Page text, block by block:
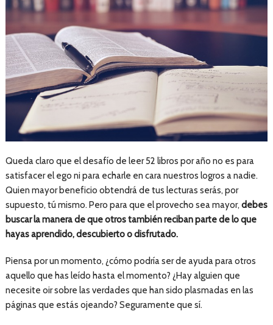
Queda claro que el desafío de leer 52 libros por año no es para
satisfacer el ego ni para echarle en cara nuestros logros a nadie.
Quien mayor beneficio obtendrá de tus lecturas serás, por
supuesto, tú mismo. Pero para que el provecho sea mayor, debes
buscar la manera de que otros también reciban parte de lo que
hayas aprendido, descubierto o disfrutado.
Piensa por un momento, ¿cómo podría ser de ayuda para otros
aquello que has leído hasta el momento? ¿Hay alguien que
necesite oir sobre las verdades que han sido plasmadas en las
páginas que estás ojeando? Seguramente que sí.